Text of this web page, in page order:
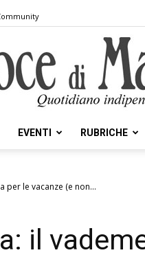
Voce
EVENTI RUBRICHE
per le vacanze (e non...
il